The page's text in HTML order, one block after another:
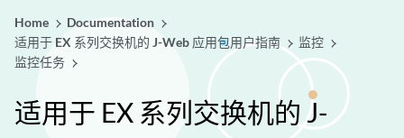
Home
Documentation
适用于 EX 系列交换机的 J-Web 应用包用户指南
监控
监控任务
适用于 EX 系列交换机的 J-